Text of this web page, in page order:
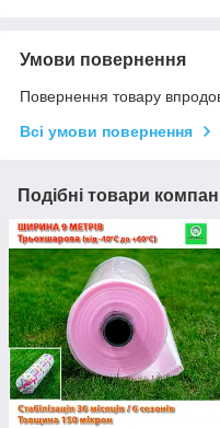
Умови повернення
Повернення товару
Всі умови повернення
Подібні товари